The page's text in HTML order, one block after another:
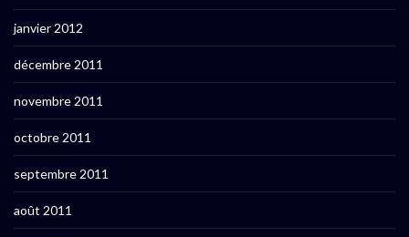
janvier 2012
décembre 2011
novembre 2011
octobre 2011
septembre 2011
août 2011